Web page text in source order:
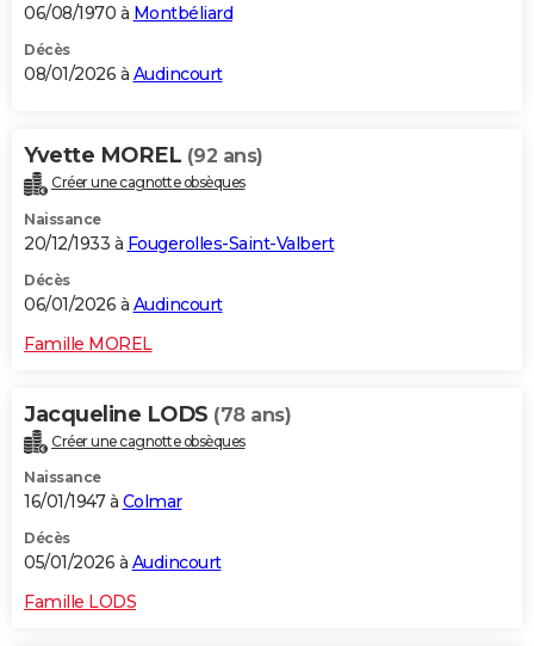
06/08/1970 à Montbéliard
Décès
08/01/2026 à Audincourt
Yvette MOREL (92 ans)
Créer une cagnotte obsèques
Naissance
20/12/1933 à Fougerolles-Saint-Valbert
Décès
06/01/2026 à Audincourt
Famille MOREL
Jacqueline LODS (78 ans)
Créer une cagnotte obsèques
Naissance
16/01/1947 à Colmar
Décès
05/01/2026 à Audincourt
Famille LODS